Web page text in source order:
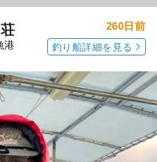
港
260日前
釣り船詳細を見る